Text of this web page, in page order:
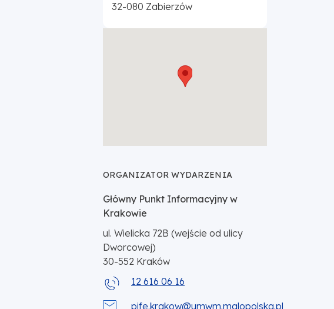
32-080 Zabierzów
ORGANIZATOR WYDARZENIA
Główny Punkt Informacyjny w
Krakowie
ul. Wielicka 72B (wejście od ulicy
Dworcowej)
30-552 Kraków
12 616 06 16
pife.krakow@umwm.malopolska.pl